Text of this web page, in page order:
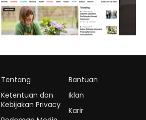
Tentang
Ketentuan dan
Kebijakan Privacy
Bantuan
Iklan
Karir